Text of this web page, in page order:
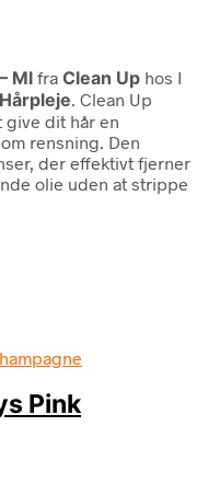
Ml fra Clean Up hos I
. Clean Up
give dit hår en
rensning. Den
der effektivt fjerner
olie uden at strippe
Pink